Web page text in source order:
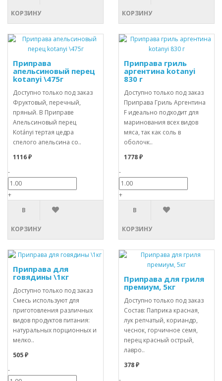
КОРЗИНУ КОРЗИНУ
Приправа
апельсиновый перец
kotanyi \475г
Доступно только под заказ
Фруктовый, перечный,
пряный. В Приправе
Апельсиновый перец
Kotányi тертая цедра
спелого апельсина со..
1116 ₽
-
+
В
КОРЗИНУ
Приправа гриль
аргентина kotanyi
830 г
Доступно только под заказ
Приправа Гриль Аргентина
F идеально подходит для
маринования всех видов
мяса, так как соль в
оболочк..
1778 ₽
-
+
В
КОРЗИНУ
Приправа для
говядины \1кг
Доступно только под заказ
Смесь используют для
приготовления различных
видов продуктов питания:
натуральных порционных и
мелко..
505 ₽
-
Приправа для гриля
премиум, 5кг
Доступно только под заказ
Состав: Паприка красная,
лук репчатый, кориандр,
чеснок, горчичное семя,
перец красный острый,
лавро..
378 ₽